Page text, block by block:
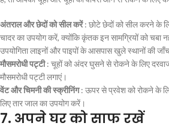
अंतराल और छेदों को सील करें: छोटे छेदों को सील करने के
चादर का उपयोग करें, क्योंकि कृंतक इन सामग्रियों को चबा
उपयोगिता लाइनों और पाइपों के आसपास खुले स्थानों की
मौसमरोधी पट्टी: चूहों को अंदर घुसने से रोकने के लिए
मौसमरोधी पट्टी लगाएं।
वेंट और चिमनी की स्क्रीनिंग: ऊपर से प्रवेश को रोकने के
लिए तार जाल का उपयोग करें।
7. अपने घर को साफ रखें